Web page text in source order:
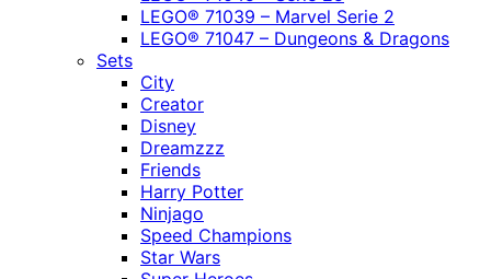
LEGO® 71039 – Marvel Serie 2
LEGO® 71047 – Dungeons & Dragons
Sets
City
Creator
Disney
Dreamzzz
Friends
Harry Potter
Ninjago
Speed Champions
Star Wars